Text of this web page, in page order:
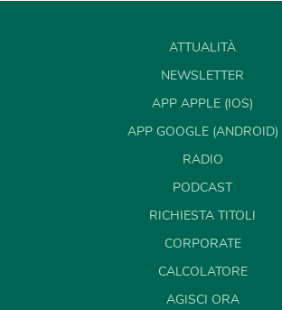
ATTUALITÀ
NEWSLETTER
APP APPLE (IOS)
APP GOOGLE (ANDROID)
RADIO
PODCAST
RICHIESTA TITOLI
CORPORATE
CALCOLATORE
AGISCI ORA